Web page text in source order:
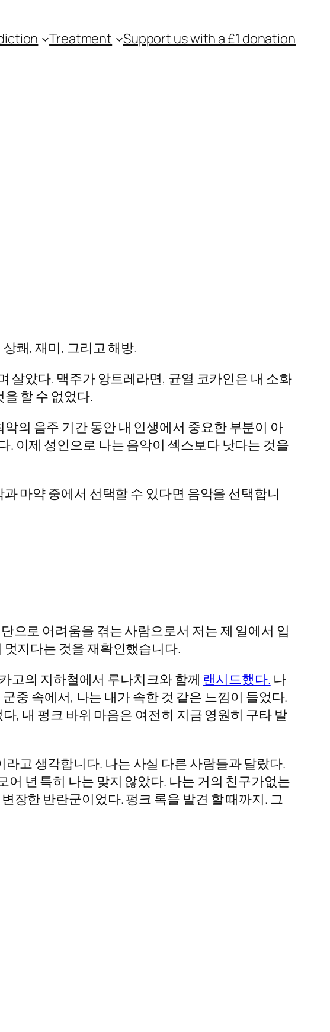
Treatment Support us with a £1 donation
쾌, 재미, 그리고 해방.
살았다. 맥주가 앙트레라면, 균열 코카인은 내 소화
할 수 없었다.
의 음주 기간 동안 내 인생에서 중요한 부분이 아
이제 성인으로 나는 음악이 섹스보다 낫다는 것을
마약 중에서 선택할 수 있다면 음악을 선택합니
으로 어려움을 겪는 사람으로서 저는 제 일에서 입
지다는 것을 재확인했습니다.
고의 지하철에서 루나치크와 함께 랜시드했다. 나
중 속에서, 나는 내가 속한 것 같은 느낌이 들었다.
, 내 펑크 바위 마음은 여전히 지금 영원히 구타 발
고 생각합니다. 나는 사실 다른 사람들과 달랐다.
년 특히 나는 맞지 않았다. 나는 거의 친구가없는
장한 반란군이었다. 펑크 록을 발견 할 때까지. 그